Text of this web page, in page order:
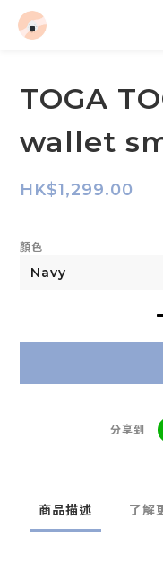
TOGA
wallet
HK$1,299.00
顏色
分享到
商品描述 了解